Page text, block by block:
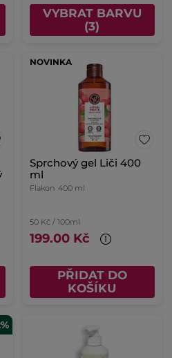
VYBRAT BARVU
(3)
NOVINKA
Sprchový gel Liči 400
ml
Flakon 400 ml
50 Kč / 100ml
199.00 Kč
PŘIDAT DO
KOŠÍKU